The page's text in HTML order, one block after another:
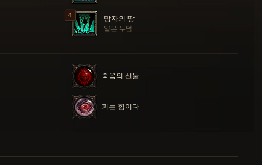
망자의 땅
얕은 무덤
죽음의 선물
피는 힘이다